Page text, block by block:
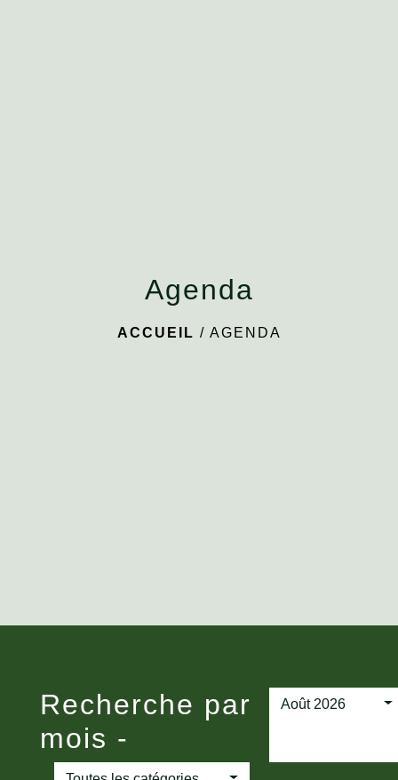
Agenda
ACCUEIL / AGENDA
Recherche par
mois -
Août 2026